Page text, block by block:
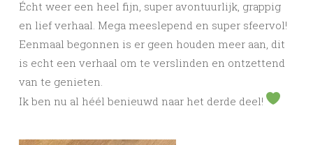
Écht weer een heel fijn, super avontuurlijk, grappig
en lief verhaal. Mega meeslepend en super sfeervol!
Eenmaal begonnen is er geen houden meer aan, dit
is echt een verhaal om te verslinden en ontzettend
van te genieten.
Ik ben nu al héél benieuwd naar het derde deel!